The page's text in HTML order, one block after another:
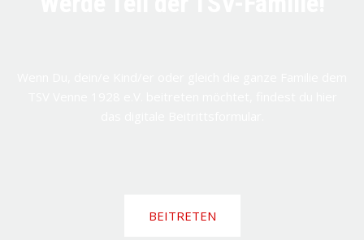
BEITRETEN